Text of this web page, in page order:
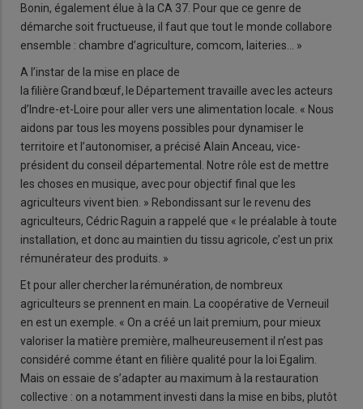
Bonin, également élue à la CA 37. Pour que ce genre de
démarche soit fructueuse, il faut que tout le monde collabore
ensemble : chambre d’agriculture, comcom, laiteries… »
A l’instar de la mise en place de
la filière Grand bœuf, le Département travaille avec les acteurs
d’Indre-et-Loire pour aller vers une alimentation locale. « Nous
aidons par tous les moyens possibles pour dynamiser le
territoire et l’autonomiser, a précisé Alain Anceau, vice-
président du conseil départemental. Notre rôle est de mettre
les choses en musique, avec pour objectif final que les
agriculteurs vivent bien. » Rebondissant sur le revenu des
agriculteurs, Cédric Raguin a rappelé que « le préalable à toute
installation, et donc au maintien du tissu agricole, c’est un prix
rémunérateur des produits. »
Et pour aller chercher la rémunération, de nombreux
agriculteurs se prennent en main. La coopérative de Verneuil
en est un exemple. « On a créé un lait premium, pour mieux
valoriser la matière première, malheureusement il n’est pas
considéré comme étant en filière qualité pour la loi Egalim.
Mais on essaie de s’adapter au maximum à la restauration
collective : on a notamment investi dans la mise en bibs, plutôt